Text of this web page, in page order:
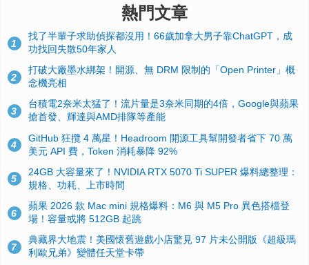
熱門文章
1
找了半輩子求助偵探都沒用！66歲加拿大男子靠ChatGPT，成
功找回失散50年家人
2
打破大廠墨水綁架！開源、無 DRM 限制的「Open Printer」概
念機亮相
3
台積電2奈米太猛了！流片量是3奈米同期的4倍，Google與蘋果
搶首發、輝達與AMD排隊等產能
4
GitHub 狂攬 4 萬星！Headroom 開源工具幫開發者省下 70 萬
美元 API 費，Token 消耗暴降 92%
5
24GB 大容量來了！NVIDIA RTX 5070 Ti SUPER 爆料總整理：
規格、功耗、上市時間
6
蘋果 2026 款 Mac mini 規格爆料：M6 與 M5 Pro 異色搭檔登
場！容量或將 512GB 起跳
7
典藏界大地震！美國懷舊遊戲小店驚見 97 片未公開版《超級瑪
利歐兄弟》變體任天堂卡帶